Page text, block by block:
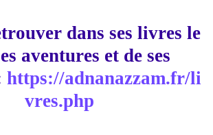
dans ses livres le
aventures et de ses
https://adnanazzam.fr/li
vres.php